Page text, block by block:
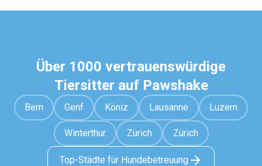
Über 1000 vertrauenswürdige
Tiersitter auf Pawshake
Bern Genf Köniz Lausanne Luzern
Winterthur Zürich Zürich
Top-Städte für Hundebetreuung